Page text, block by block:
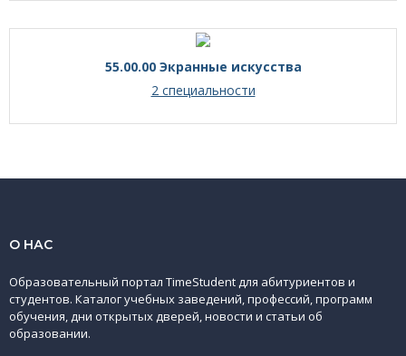
55.00.00 Экранные искусства
2 специальности
О НАС
Образовательный портал TimeStudent для абитуриентов и
студентов. Каталог учебных заведений, профессий, программ
обучения, дни открытых дверей, новости и статьи об
образовании.